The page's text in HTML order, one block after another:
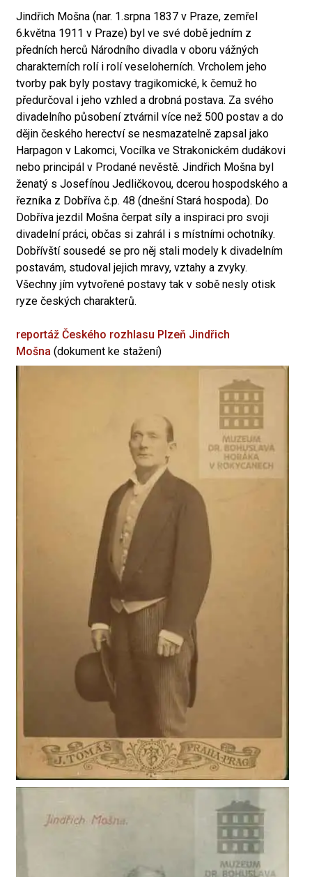
Jindřich Mošna (nar. 1.srpna 1837 v Praze, zemřel
6.května 1911 v Praze) byl ve své době jedním z
předních herců Národního divadla v oboru vážných
charakterních rolí i rolí veseloherních. Vrcholem jeho
tvorby pak byly postavy tragikomické, k čemuž ho
předurčoval i jeho vzhled a drobná postava. Za svého
divadelního působení ztvárnil více než 500 postav a do
dějin českého herectví se nesmazatelně zapsal jako
Harpagon v Lakomci, Vocílka ve Strakonickém dudákovi
nebo principál v Prodané nevěstě. Jindřich Mošna byl
ženatý s Josefínou Jedličkovou, dcerou hospodského a
řezníka z Dobříva č.p. 48 (dnešní Stará hospoda). Do
Dobříva jezdil Mošna čerpat síly a inspiraci pro svoji
divadelní práci, občas si zahrál i s místními ochotníky.
Dobřívští sousedé se pro něj stali modely k divadelním
postavám, studoval jejich mravy, vztahy a zvyky.
Všechny jím vytvořené postavy tak v sobě nesly otisk
ryze českých charakterů.
reportáž Českého rozhlasu Plzeň Jindřich
Mošna (dokument ke stažení)